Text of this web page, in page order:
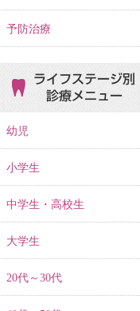
予防治療
ライフステージ別
診療メニュー
幼児
小学生
中学生・高校生
大学生
20代～30代